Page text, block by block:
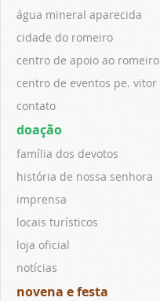
água mineral aparecida
cidade do romeiro
centro de apoio ao romeiro
centro de eventos pe. vitor
contato
doação
família dos devotos
história de nossa senhora
imprensa
locais turísticos
loja oficial
notícias
novena e festa